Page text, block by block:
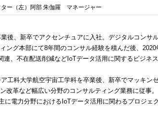
ー（左）阿部 朱伽羅 マネージャー
業後、新卒でアクセンチュアに入社。デジタルコンサ
ング本部にて8年間のコンサル経験を積んだ後、2020
連、不在配送削減などIoTデータ活用に関するビジネ
ア工科大学航空宇宙工学科を卒業後、新卒でマッキン
改革など幅広い分野のコンサルティング業務に従事。
に電力分野におけるIoTデータ活用に関わるプロジェク